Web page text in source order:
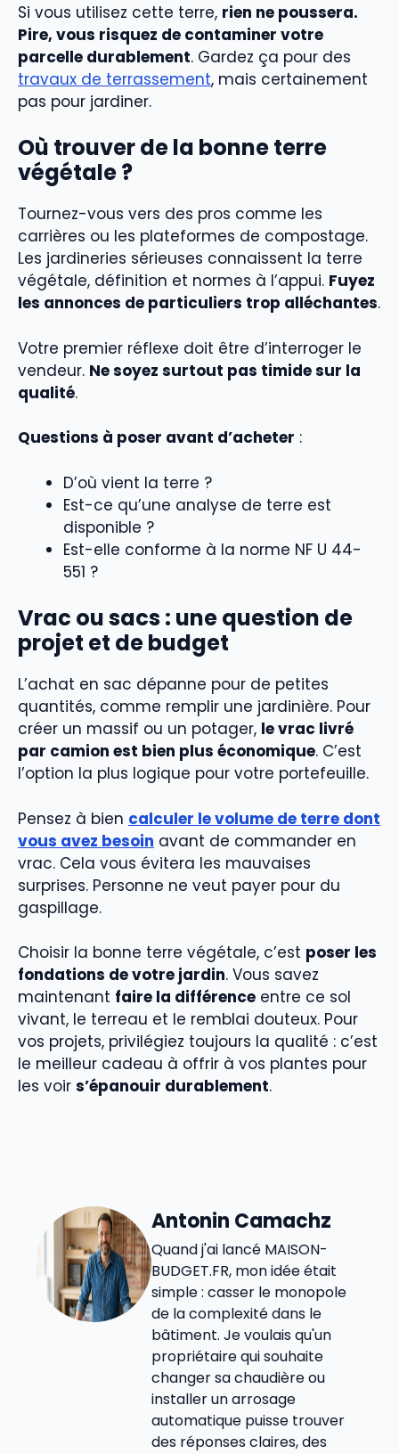
Si vous utilisez cette terre, rien ne poussera.
Pire, vous risquez de contaminer votre
parcelle durablement. Gardez ça pour des
travaux de terrassement, mais certainement
pas pour jardiner.
Où trouver de la bonne terre
végétale ?
Tournez-vous vers des pros comme les
carrières ou les plateformes de compostage.
Les jardineries sérieuses connaissent la terre
végétale, définition et normes à l’appui. Fuyez
les annonces de particuliers trop alléchantes.
Votre premier réflexe doit être d’interroger le
vendeur. Ne soyez surtout pas timide sur la
qualité.
Questions à poser avant d’acheter :
D’où vient la terre ?
Est-ce qu’une analyse de terre est
disponible ?
Est-elle conforme à la norme NF U 44-
551 ?
Vrac ou sacs : une question de
projet et de budget
L’achat en sac dépanne pour de petites
quantités, comme remplir une jardinière. Pour
créer un massif ou un potager, le vrac livré
par camion est bien plus économique. C’est
l’option la plus logique pour votre portefeuille.
Pensez à bien calculer le volume de terre dont
vous avez besoin avant de commander en
vrac. Cela vous évitera les mauvaises
surprises. Personne ne veut payer pour du
gaspillage.
Choisir la bonne terre végétale, c’est poser les
fondations de votre jardin. Vous savez
maintenant faire la différence entre ce sol
vivant, le terreau et le remblai douteux. Pour
vos projets, privilégiez toujours la qualité : c’est
le meilleur cadeau à offrir à vos plantes pour
les voir s’épanouir durablement.
Antonin Camachz
Quand j'ai lancé MAISON-
BUDGET.FR, mon idée était
simple : casser le monopole
de la complexité dans le
bâtiment. Je voulais qu'un
propriétaire qui souhaite
changer sa chaudière ou
installer un arrosage
automatique puisse trouver
des réponses claires, des